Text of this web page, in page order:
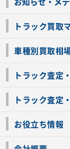
トラック買取
車種別買取相
トラック査定
トラック査定
お役立ち情報